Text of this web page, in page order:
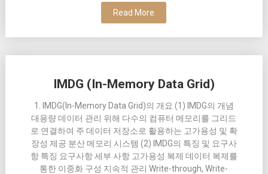
Read More
IMDG (In-Memory Data Grid)
1. IMDG(In-Memory Data Grid)의 개요 (1) IMDG의 개념
대용량 데이터 관리 위해 다수의 컴퓨터 메모리를 그리드
로 연결하여 주 데이터 저장소로 활용하는 고가용성 및 확
장성 제공 분산 메모리 시스템 (2) IMDG의 특징 및 요구사
항 특징 요구사항 세부 사항 고가용성 복제 데이터 복제를
통한 이중화 구성 지속적 관리 Write-through, Write-